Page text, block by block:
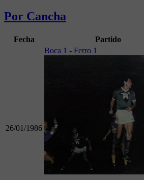
Por Cancha
Fecha Partido
26/01/1986
Boca 1 - Ferro 1